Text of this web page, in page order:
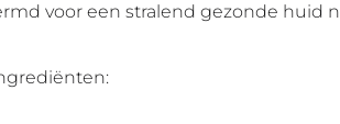
voor een stralend gezonde huid